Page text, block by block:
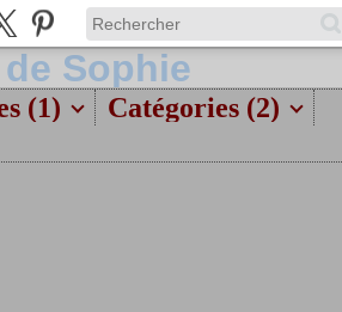
(1) Catégories (2)